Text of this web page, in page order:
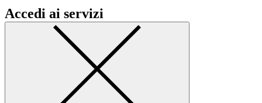
Accedi ai servizi